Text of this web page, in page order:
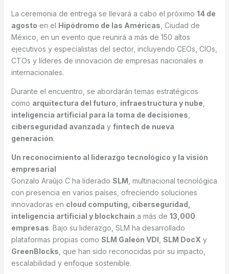
La ceremonia de entrega se llevará a cabo el próximo 14 de
agosto en el Hipódromo de las Américas , Ciudad de
México, en un evento que reunirá a más de 150 altos
ejecutivos y especialistas del sector, incluyendo CEOs, CIOs,
CTOs y líderes de innovación de empresas nacionales e
internacionales.
Durante el encuentro, se abordarán temas estratégicos
como arquitectura del futuro infraestructura y nube
inteligencia artificial para la toma de decisiones
ciberseguridad avanzada y fintech de nueva
generación.
Un reconocimiento al liderazgo tecnológico y la visión
empresarial
Gonzalo Araújo C ha liderado SLM , multinacional tecnológica
con presencia en varios países, ofreciendo soluciones
innovadoras en cloud computing, ciberseguridad,
inteligencia artificial y blockchain a más de 13,000
empresas. Bajo su liderazgo, SLM ha desarrollado
plataformas propias como SLM Galeón VDI SLM DocX y
GreenBlocks , que han sido reconocidas por su impacto,
escalabilidad y enfoque sostenible.